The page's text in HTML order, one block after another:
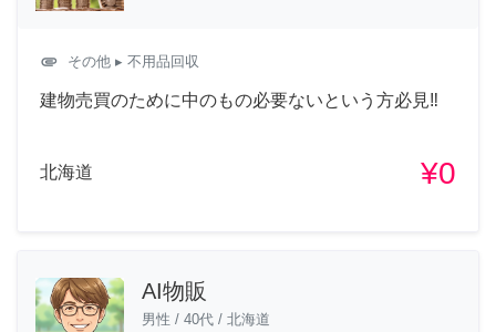
attachment その他 ▸ 不用品回収
建物売買のために中のもの必要ないという方必見‼️
北海道 ¥0
AI物販
男性 / 40代 / 北海道